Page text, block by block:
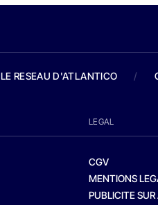
LE RESEAU D'ATLANTICO /
LEGAL
CGV
MENTIONS
PUBLICITE